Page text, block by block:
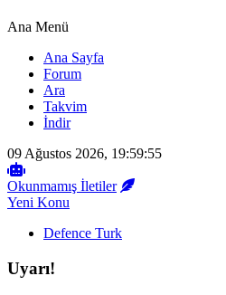
Ana Menü
Ana Sayfa
Forum
Ara
Takvim
İndir
09 Ağustos 2026, 19:59:55
Okunmamış İletiler
Yeni Konu
Defence Turk
Uyarı!